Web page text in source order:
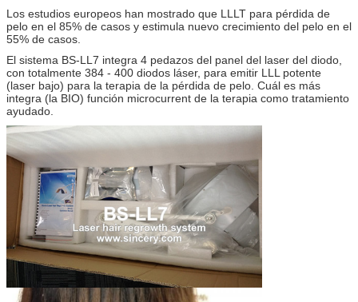
Los estudios europeos han mostrado que LLLT para pérdida de
pelo en el 85% de casos y estimula nuevo crecimiento del pelo en el
55% de casos.
El sistema BS-LL7 integra 4 pedazos del panel del laser del diodo,
con totalmente 384 - 400 diodos láser, para emitir LLL potente
(laser bajo) para la terapia de la pérdida de pelo. Cuál es más
integra (la BIO) función microcurrent de la terapia como tratamiento
ayudado.